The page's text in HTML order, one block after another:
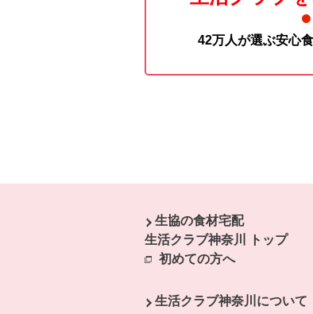
42万人が選ぶ安心
生協の食材宅配
生活クラブ神奈川 トップ
初めての方へ
生活クラブ神奈川について